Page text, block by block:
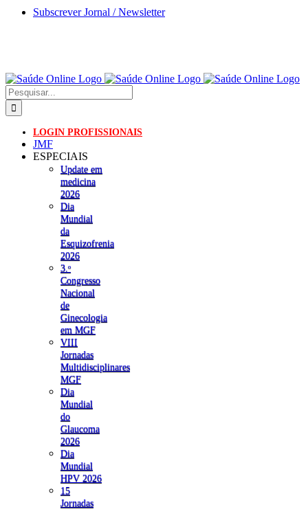
Skip
Subscrever Jornal / Newsletter
Pesquisar
LOGIN PROFISSIONAIS
JMF
ESPECIAIS
Update em
medicina
2026
Dia
Mundial
da
Esquizofrenia
2026
3.ᵒ
Congresso
Nacional
de
Ginecologia
em MGF
VIII
Jornadas
Multidisciplinares
MGF
Dia
Mundial
do
Glaucoma
2026
Dia
Mundial
HPV 2026
15
Jornadas